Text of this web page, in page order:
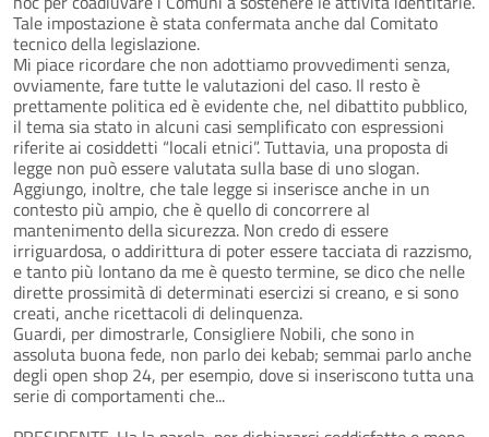
Tale impostazione è stata confermata anche dal Comitato
tecnico della legislazione.
Mi piace ricordare che non adottiamo provvedimenti senza,
ovviamente, fare tutte le valutazioni del caso. Il resto è
prettamente politica ed è evidente che, nel dibattito pubblico,
il tema sia stato in alcuni casi semplificato con espressioni
riferite ai cosiddetti “locali etnici”. Tuttavia, una proposta di
legge non può essere valutata sulla base di uno slogan.
Aggiungo, inoltre, che tale legge si inserisce anche in un
contesto più ampio, che è quello di concorrere al
mantenimento della sicurezza. Non credo di essere
irriguardosa, o addirittura di poter essere tacciata di razzismo,
e tanto più lontano da me è questo termine, se dico che nelle
dirette prossimità di determinati esercizi si creano, e si sono
creati, anche ricettacoli di delinquenza.
Guardi, per dimostrarle, Consigliere Nobili, che sono in
assoluta buona fede, non parlo dei kebab; semmai parlo anche
degli open shop 24, per esempio, dove si inseriscono tutta una
serie di comportamenti che...